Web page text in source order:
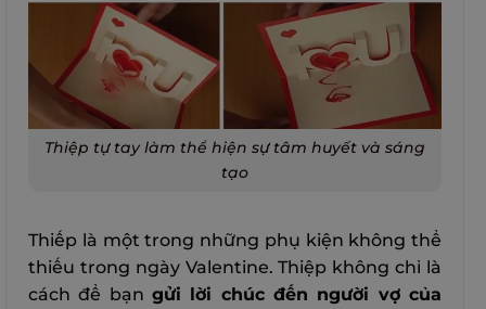
Thiệp tự tay làm thể hiện sự tâm huyết và sáng
tạo
Thiếp là một trong những phụ kiện không thể
thiếu trong ngày Valentine. Thiệp không chỉ là
cách để bạn gửi lời chúc đến người vợ của